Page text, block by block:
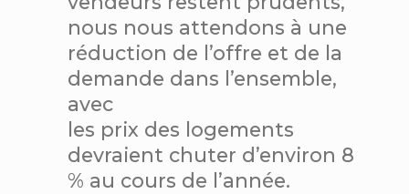
nous nous attendons à une
réduction de l’offre et de la
demande dans l’ensemble,
avec
les prix des logements
devraient chuter d’environ 8
% au cours de l’année.